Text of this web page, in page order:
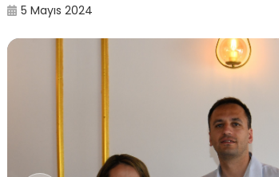
5 Mayıs 2024